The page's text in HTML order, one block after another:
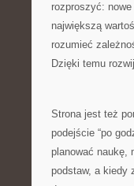
rozproszyć:
największą
rozumieć
Dzięki temu
Strona jest też
podejście “po
planować naukę,
podstaw, a kiedy